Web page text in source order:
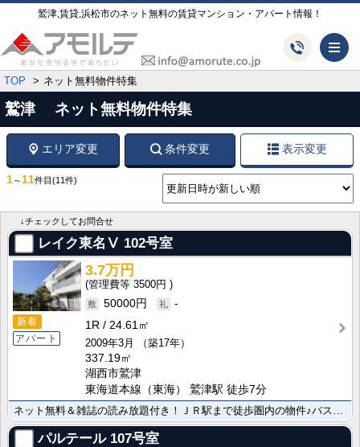
鷲津,賃貸,浜松市のネット無料の賃貸マンション・アパート情報！
TOP ネット無料物件特集
鷲津 ネット無料物件特集
エリア変更 条件変更 表示変更
1～11件目 (11件)
↓チェックしてお問合せ
レイク東名Ⅴ 102号室
新着
アパート
3.7万円
3500円
50000円
-
1R
24.61㎡
2009年3月
（築17年）
337.19㎡
湖西市鷲津
東海道本線（東海） 鷲津駅 徒歩7分
ネット無料＆雑誌の読み放題付き！ＪＲ駅まで徒歩圏内の物件♪バストイレ別☆ガスコンロ付き☆シャワートイ･･･
パルテール107号室